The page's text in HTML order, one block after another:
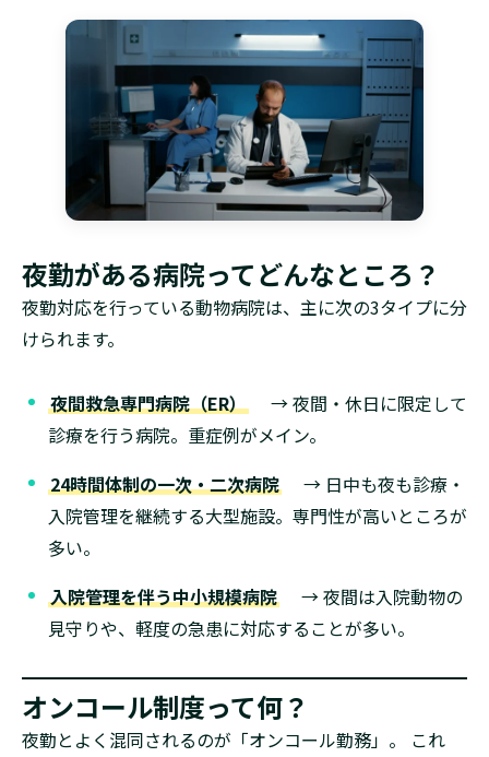
夜勤がある病院ってどんなところ？
夜勤対応を行っている動物病院は、主に次の3タイプに分
けられます。
夜間救急専門病院（ER） → 夜間・休日に限定して
診療を行う病院。重症例がメイン。
24時間体制の一次・二次病院 → 日中も夜も診療・
入院管理を継続する大型施設。専門性が高いところが
多い。
入院管理を伴う中小規模病院 → 夜間は入院動物の
見守りや、軽度の急患に対応することが多い。
オンコール制度って何？
夜勤とよく混同されるのが「オンコール勤務」。 これ